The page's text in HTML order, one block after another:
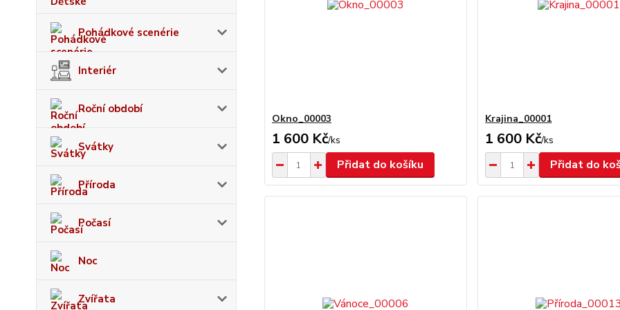
Pohádkové scenérie
Interiér
Roční období
Svátky
Příroda
Počasí
Noc
Zvířata
Okno_00003
1 600 Kč/ks
Přidat do košíku
Krajina_00001
1 600 Kč/ks
Přidat do